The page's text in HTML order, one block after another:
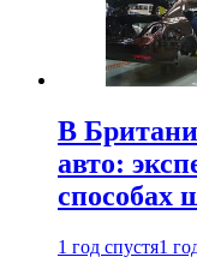
В
авто:
способах
1 год спустя1